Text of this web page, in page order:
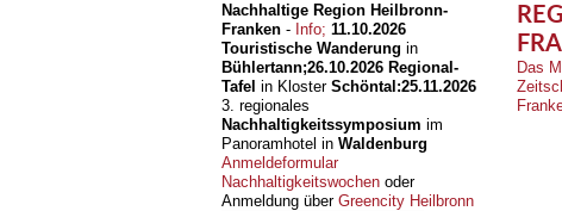
Nachhaltige Region Heilbronn-
Franken- Info; 11.10.2026
Touristische Wanderung in
Bühlertann;26.10.2026 Regional-
Tafel in Kloster Schöntal:25.11.2026
3. regionales
Nachhaltigkeitssymposium im
Panoramhotel in Waldenburg
Anmeldeformular
Nachhaltigkeitswochen oder
Anmeldung über Greencity Heilbronn
Das